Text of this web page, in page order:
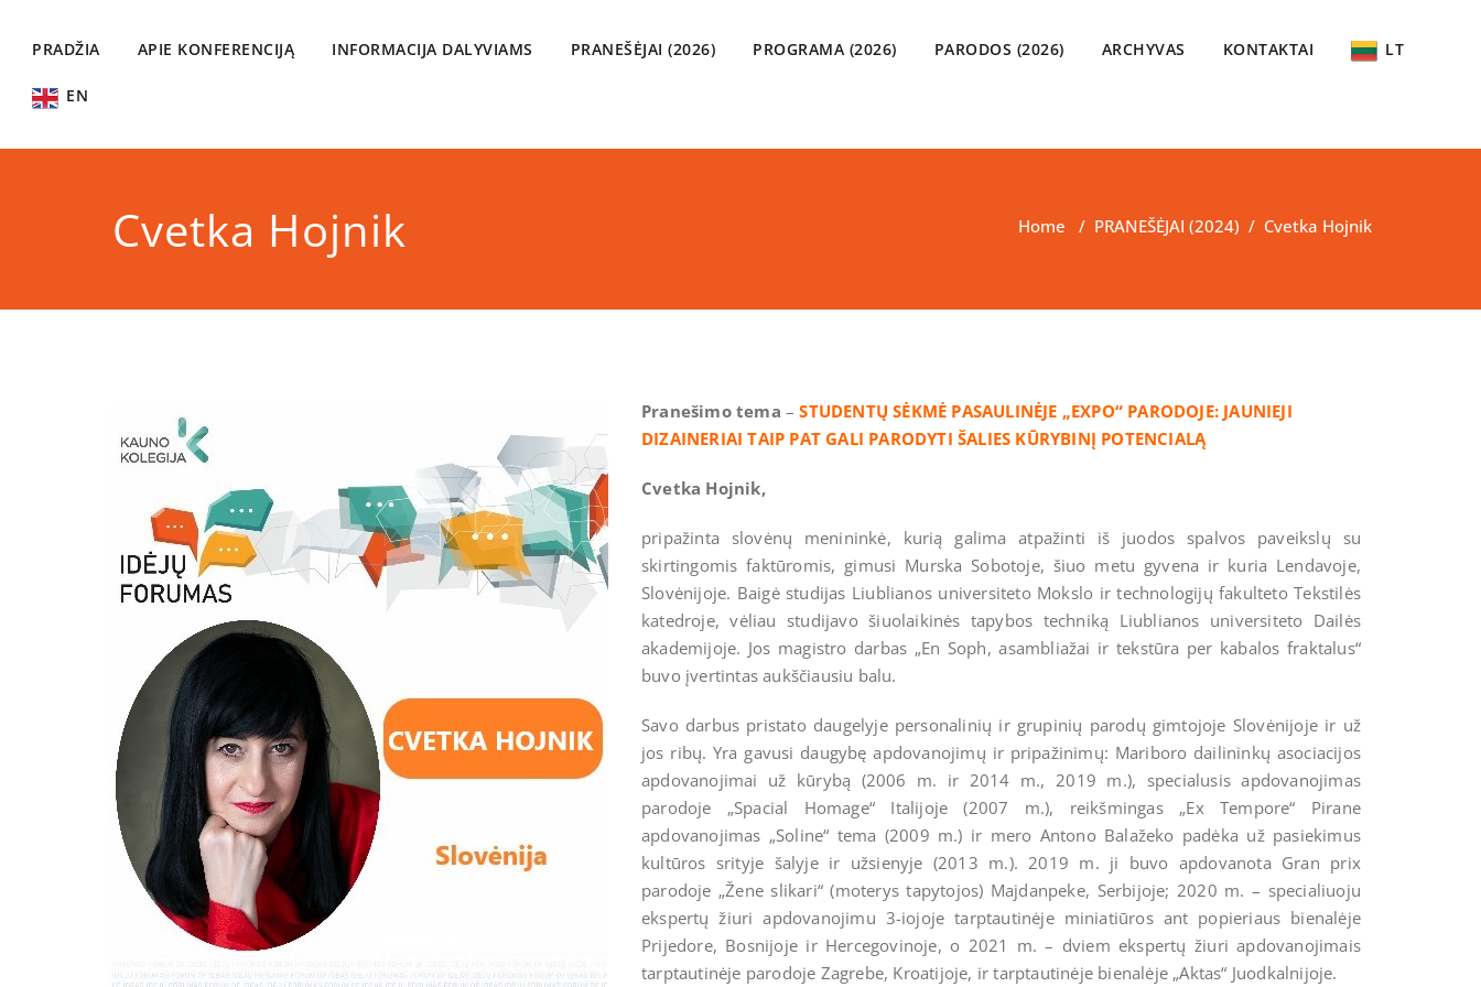
Idėjų forumas
Tarptautinė studentų konferencija
PRADŽIA APIE KONFERENCIJĄ INFORMACIJA DALYVIAMS PRANEŠĖJAI (2026) PROGRAMA (2026) PARODOS (2026) ARCHYVAS KONTAKTAI LT
EN
Cvetka Hojnik Home / PRANEŠĖJAI (2024) / Cvetka Hojnik
Pranešimo tema –STUDENTŲ SĖKMĖ PASAULINĖJE „EXPO“ PARODOJE: JAUNIEJI
DIZAINERIAI TAIP PAT GALI PARODYTI ŠALIES KŪRYBINĮ POTENCIALĄ
Cvetka Hojnik,
pripažinta slovėnų menininkė, kurią galima atpažinti iš juodos spalvos paveikslų su
skirtingomis faktūromis, gimusi Murska Sobotoje, šiuo metu gyvena ir kuria Lendavoje,
Slovėnijoje. Baigė studijas Liublianos universiteto Mokslo ir technologijų fakulteto Tekstilės
katedroje, vėliau studijavo šiuolaikinės tapybos techniką Liublianos universiteto Dailės
akademijoje. Jos magistro darbas „En Soph, asambliažai ir tekstūra per kabalos fraktalus“
buvo įvertintas aukščiausiu balu.
Savo darbus pristato daugelyje personalinių ir grupinių parodų gimtojoje Slovėnijoje ir už
jos ribų. Yra gavusi daugybę apdovanojimų ir pripažinimų: Mariboro dailininkų asociacijos
apdovanojimai už kūrybą (2006 m. ir 2014 m., 2019 m.), specialusis apdovanojimas
parodoje „Spacial Homage“ Italijoje (2007 m.), reikšmingas „Ex Tempore“ Pirane
apdovanojimas „Soline“ tema (2009 m.) ir mero Antono Balažeko padėka už pasiekimus
kultūros srityje šalyje ir užsienyje (2013 m.). 2019 m. ji buvo apdovanota Gran prix
parodoje „Žene slikari“ (moterys tapytojos) Majdanpeke, Serbijoje; 2020 m. – specialiuoju
ekspertų žiuri apdovanojimu 3-iojoje tarptautinėje miniatiūros ant popieriaus bienalėje
Prijedore, Bosnijoje ir Hercegovinoje, o 2021 m. – dviem ekspertų žiuri apdovanojimais
tarptautinėje parodoje Zagrebe, Kroatijoje, ir tarptautinėje bienalėje „Aktas“ Juodkalnijoje.